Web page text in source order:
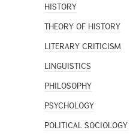
HISTORY
THEORY OF HISTORY
LITERARY CRITICISM
LINGUISTICS
PHILOSOPHY
PSYCHOLOGY
POLITICAL SOCIOLOGY